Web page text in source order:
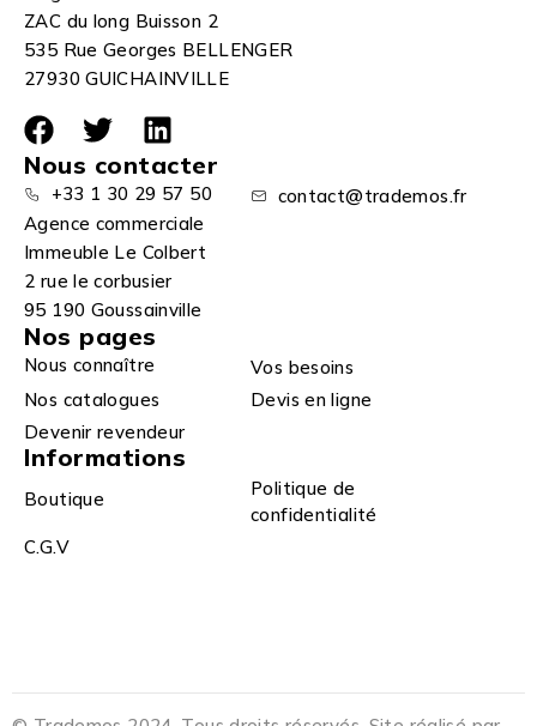
ZAC du long Buisson 2
535 Rue Georges BELLENGER
27930 GUICHAINVILLE
Nous contacter
+33 1 30 29 57 50
contact@trademos.fr
Agence commerciale
Immeuble Le Colbert
2 rue le corbusier
95 190 Goussainville
Nos pages
Nous connaître
Vos besoins
Nos catalogues
Devis en ligne
Devenir revendeur
Informations
Boutique
Politique de
confidentialité
C.G.V